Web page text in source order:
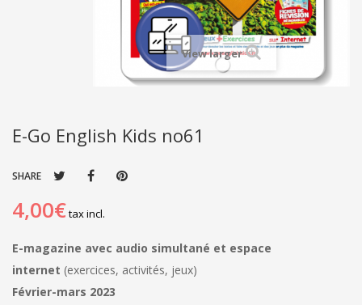
View larger
E-Go English Kids no61
SHARE
4,00€tax incl.
E-magazine avec audio simultané et espace
internet (exercices, activités, jeux)
Février-mars 2023